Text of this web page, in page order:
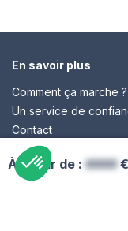
À partir de : ####
En savoir plus
Comment ça marche ?
Un service de
Contact